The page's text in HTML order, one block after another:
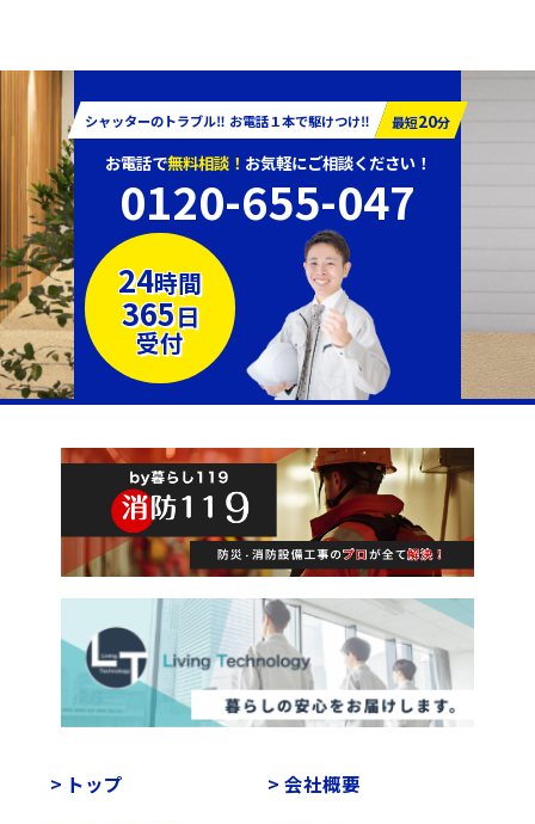
24時間
365日
受付
シャッターのトラブル‼︎ お電話１本で駆けつけ‼︎ 最短20分
お電話で無料相談！ お気軽にご相談ください！
0120-655-047
トップ 会社概要